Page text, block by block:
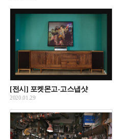
[전시] 포켓몬고-고스냅샷
2020.01.29